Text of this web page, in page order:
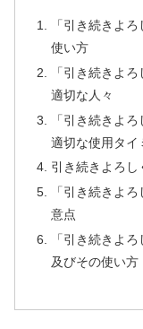
「引き続きよ
使い方
「引き続きよ
適切な人々
「引き続きよ
適切な使用タイ
引き続きよろし
「引き続きよ
意点
「引き続きよ
及びその使い方